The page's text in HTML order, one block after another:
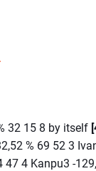
32 15 8 by itself
% 69 52 3
47 4 Kanpu3 -